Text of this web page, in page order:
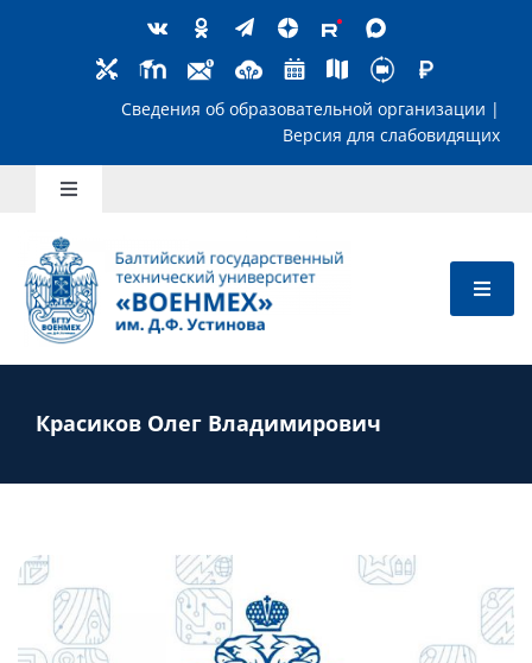
Сведения об образовательной
Toggle
Школьникам
Абитуриентам
Преподавателям
Слушателям
Партнерам
Красиков Олег Владимирович